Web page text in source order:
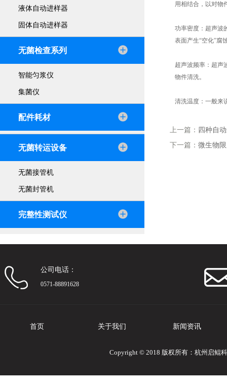
液体自动进样器
固体自动进样器
无菌检查系列
智能匀浆仪
集菌仪
配件耗材
无菌转运设备
无菌接管机
无菌封管机
完整性测试仪
用相结合，以对物
功率密度：超声波
表面产生“空化”腐
超声波频率：超声
物件清洗。
清洗温度：一般来
上一篇： 四种自
下一篇： 微生物
公司电话：
0571-88891628
首页 关于我们 新闻资讯
Copyright © 2018 版权所有：杭州启鲲